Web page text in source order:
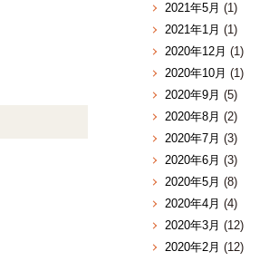
2021年5月 (1)
2021年1月 (1)
2020年12月 (1)
2020年10月 (1)
2020年9月 (5)
2020年8月 (2)
2020年7月 (3)
2020年6月 (3)
2020年5月 (8)
2020年4月 (4)
2020年3月 (12)
2020年2月 (12)